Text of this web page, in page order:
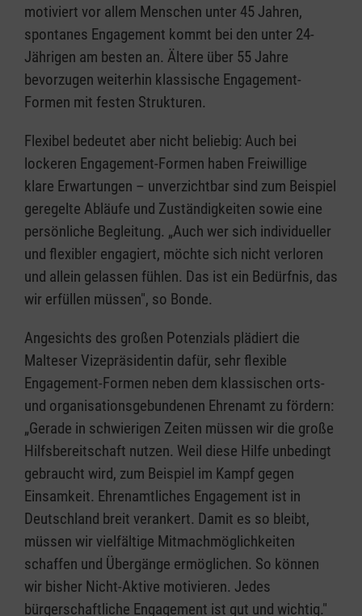
motiviert vor allem Menschen unter 45 Jahren,
spontanes Engagement kommt bei den unter 24-
Jährigen am besten an. Ältere über 55 Jahre
bevorzugen weiterhin klassische Engagement-
Formen mit festen Strukturen.
Flexibel bedeutet aber nicht beliebig: Auch bei
lockeren Engagement-Formen haben Freiwillige
klare Erwartungen – unverzichtbar sind zum Beispiel
geregelte Abläufe und Zuständigkeiten sowie eine
persönliche Begleitung. „Auch wer sich individueller
und flexibler engagiert, möchte sich nicht verloren
und allein gelassen fühlen. Das ist ein Bedürfnis, das
wir erfüllen müssen", so Bonde.
Angesichts des großen Potenzials plädiert die
Malteser Vizepräsidentin dafür, sehr flexible
Engagement-Formen neben dem klassischen orts-
und organisationsgebundenen Ehrenamt zu fördern:
„Gerade in schwierigen Zeiten müssen wir die große
Hilfsbereitschaft nutzen. Weil diese Hilfe unbedingt
gebraucht wird, zum Beispiel im Kampf gegen
Einsamkeit. Ehrenamtliches Engagement ist in
Deutschland breit verankert. Damit es so bleibt,
müssen wir vielfältige Mitmachmöglichkeiten
schaffen und Übergänge ermöglichen. So können
wir bisher Nicht-Aktive motivieren. Jedes
bürgerschaftliche Engagement ist gut und wichtig."